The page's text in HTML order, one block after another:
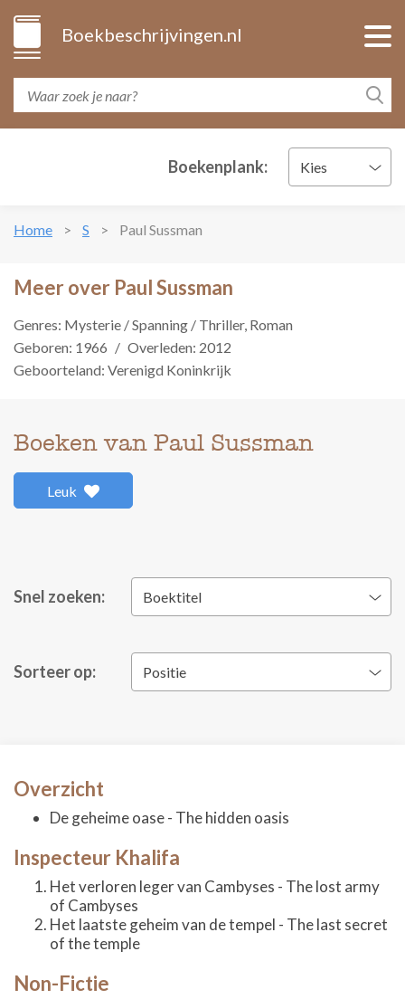
Boekbeschrijvingen.nl
Boekenplank: Kies
Home S Paul Sussman
Meer over Paul Sussman
Genres: Mysterie / Spanning / Thriller, Roman
Geboren: 1966 / Overleden: 2012
Geboorteland: Verenigd Koninkrijk
Boeken van Paul Sussman
Leuk
Snel zoeken: Boektitel
Sorteer op: Positie
Overzicht
De geheime oase - The hidden oasis
Inspecteur Khalifa
Het verloren leger van Cambyses - The lost army
of Cambyses
Het laatste geheim van de tempel - The last secret
of the temple
Non-Fictie